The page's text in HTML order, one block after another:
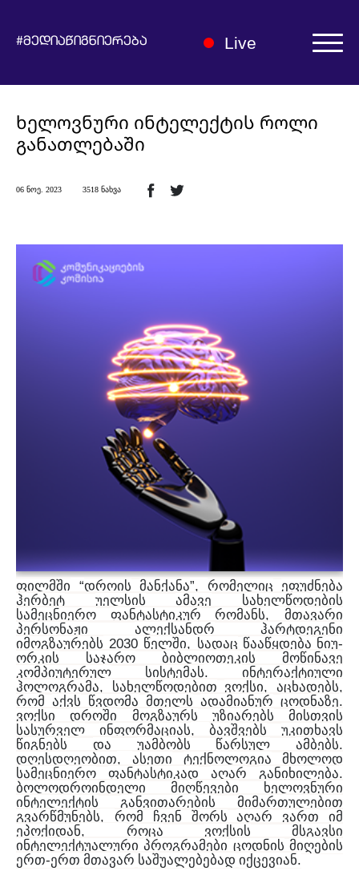
#მედიაწიგნიერება Live
მედიაწიგნიერების ჰაბი
მასწავლებლები და მშობლები
ხელოვნური ინტელექტის როლი
განათლებაში
06 ნოე. 2023 3518 ნახვა
ფილმში “დროის მანქანა”,რომელიც
ეფუძნება
ჰერბეტ
უელსის ამავე
სახელწოდების
სამეცნიერო
ფანტასტიკურ რომანს,მთავარი
პერსონაჟი
ალექსანდრ
ჰარტდეგენი
იმოგზაურებს 2030 წელში, სადაც წააწყდება ნიუ-
ორკის საჯარო ბიბლიოთეკის
მოწინავე
კომპიუტერულ
სისტემას.ინტერაქტიული
ჰოლოგრამა, სახელწოდებით ვოქსი,აცხადებს,
რომ აქვს წვდომა მთელს ადამიანურ ცოდნაზე.
ვოქსი დროში მოგზაურს უზიარებს
მისთვის
სასურველ
ინფორმაციას,ბავშვებს
უკითხავს
წიგნებს
და უამბობს წარსულ ამბებს.
დღესდღეობით,ასეთი ტექნოლოგია
მხოლოდ
სამეცნიერო
ფანტასტიკად აღარ განიხილება.
ბოლოდროინდელი მიღწევები
ხელოვნური
ინტელექტის
განვითარების
მიმართულებით
გვარწმუნებს, რომ ჩვენ შორს აღარ ვართ
იმ
ეპოქიდან, როცა ვოქსის
მსგავსი
ინტელექტუალური პროგრამები ცოდნის მიღების
ერთ-ერთ მთავარ საშუალებებად იქცევიან.